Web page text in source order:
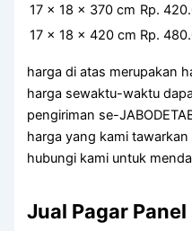
17 x 18 x 370 cm Rp.
17 x 18 x 420 cm Rp.
harga di atas merupakan
harga sewaktu-waktu
pengiriman se-
harga yang kami
hubungi kami untuk
Jual Pagar